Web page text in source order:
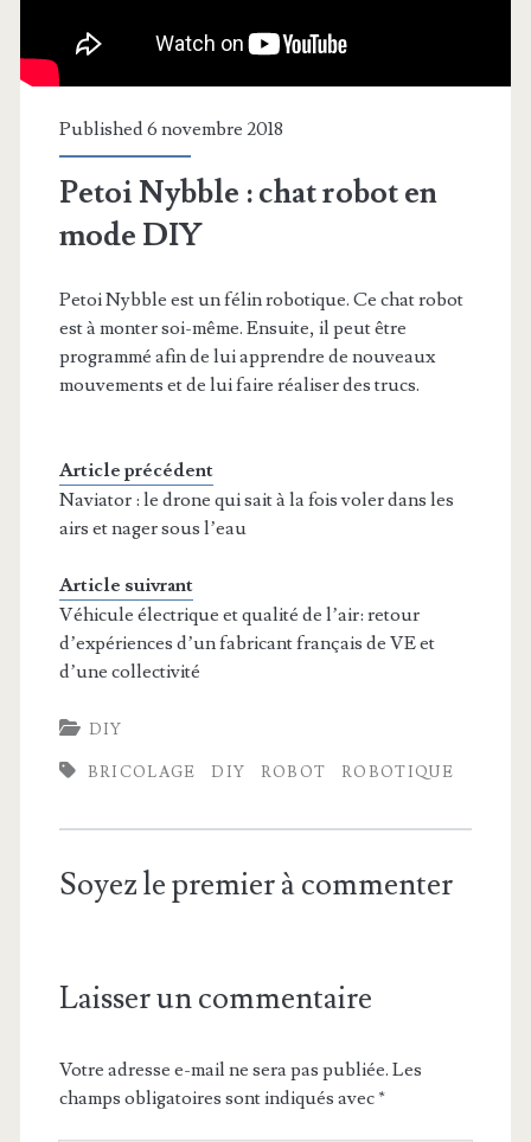
Published 6 novembre 2018
Petoi Nybble : chat robot en
mode DIY
Petoi Nybble est un félin robotique. Ce chat robot
est à monter soi-même. Ensuite, il peut être
programmé afin de lui apprendre de nouveaux
mouvements et de lui faire réaliser des trucs.
Article précédent
Naviator : le drone qui sait à la fois voler dans les
airs et nager sous l’eau
Article suivrant
Véhicule électrique et qualité de l’air: retour
d’expériences d’un fabricant français de VE et
d’une collectivité
DIY
BRICOLAGE DIY ROBOT ROBOTIQUE
Soyez le premier à commenter
Laisser un commentaire
Votre adresse e-mail ne sera pas publiée. Les
champs obligatoires sont indiqués avec*